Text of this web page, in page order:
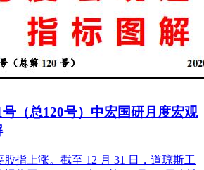
号（总120号）中宏国研月度宏观
股指上涨。截至 12 月 31 日，道琼斯工